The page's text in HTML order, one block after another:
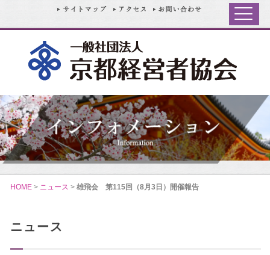
HOME > ニュース > 雄飛会 第115回（8月3日）開催報告
ニュース